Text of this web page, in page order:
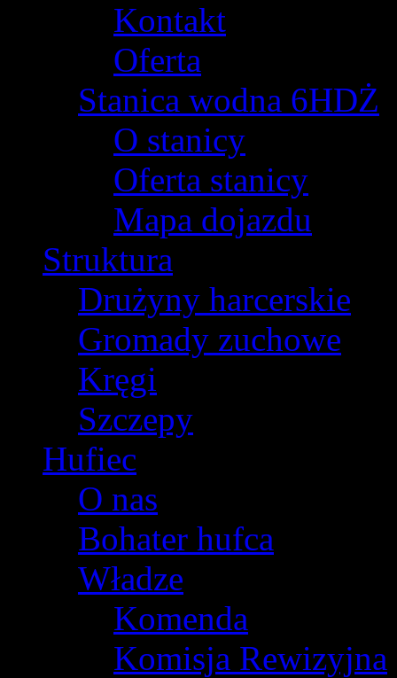
Kontakt
Oferta
Stanica wodna 6HDŻ
O stanicy
Oferta stanicy
Mapa dojazdu
Struktura
Drużyny harcerskie
Gromady zuchowe
Kręgi
Szczepy
Hufiec
O nas
Bohater hufca
Władze
Komenda
Komisja Rewizyjna